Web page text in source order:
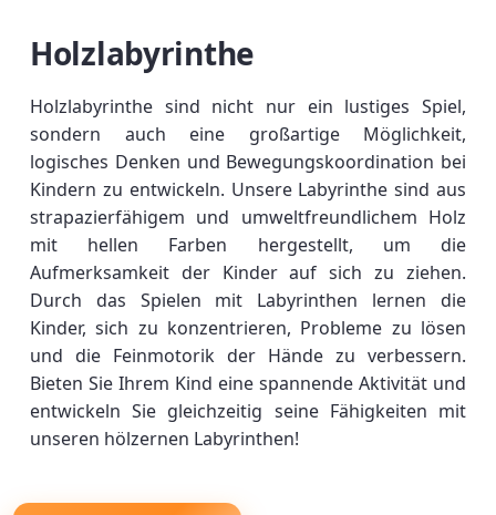
Holzlabyrinthe
Holzlabyrinthe sind nicht nur ein lustiges Spiel,
sondern auch eine großartige Möglichkeit,
logisches Denken und Bewegungskoordination bei
Kindern zu entwickeln. Unsere Labyrinthe sind aus
strapazierfähigem und umweltfreundlichem Holz
mit hellen Farben hergestellt, um die
Aufmerksamkeit der Kinder auf sich zu ziehen.
Durch das Spielen mit Labyrinthen lernen die
Kinder, sich zu konzentrieren, Probleme zu lösen
und die Feinmotorik der Hände zu verbessern.
Bieten Sie Ihrem Kind eine spannende Aktivität und
entwickeln Sie gleichzeitig seine Fähigkeiten mit
unseren hölzernen Labyrinthen!